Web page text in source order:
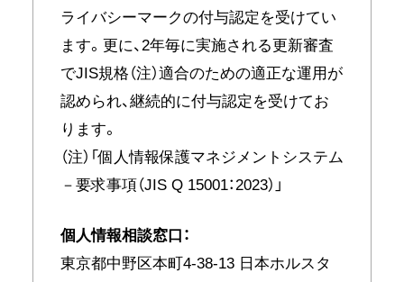
ライバシーマークの付与認定を受けてい
ます。更に、2年毎に実施される更新審査
でJIS規格（注）適合のための適正な運用が
認められ、継続的に付与認定を受けてお
ります。
（注）「個人情報保護マネジメントシステム
－要求事項（JIS Q 15001：2023）」
個人情報相談窓口：
東京都中野区本町4-38-13 日本ホルスタ